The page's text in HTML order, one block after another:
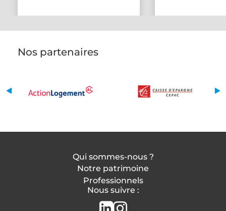
Nos partenaires
Qui sommes-nous ?
Notre patrimoine
Professionnels
Nous suivre :